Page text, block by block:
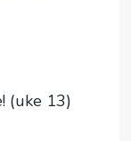
(uke 13)